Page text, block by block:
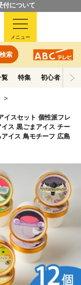
付について
検索
メニュー
覧 特集 初心者ガイド
イスセット 個性派フレ
ス 黒ごまアイス チー
イス 鳥モチーフ 広島